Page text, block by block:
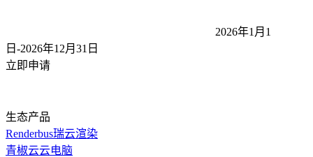
2026年1月1
日-2026年12月31 日
立即申请
生态产品
Renderbus瑞云渲染
青椒云云电脑